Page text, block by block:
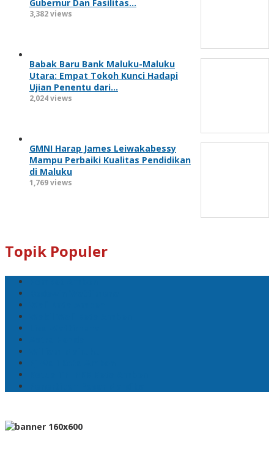
Gubernur Dan Fasilitas…
3,382 views
Babak Baru Bank Maluku-Maluku
Utara: Empat Tokoh Kunci Hadapi
Ujian Penentu dari…
2,024 views
GMNI Harap James Leiwakabessy
Mampu Perbaiki Kualitas Pendidikan
di Maluku
1,769 views
Topik Populer